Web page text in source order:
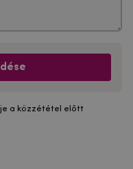
a közzététel előtt